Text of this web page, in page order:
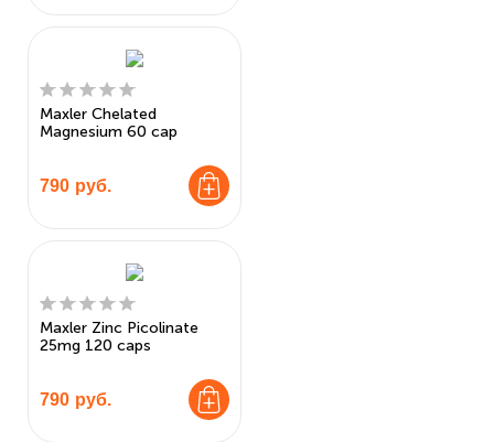
Maxler Chelated
Magnesium 60 cap
790 руб.
Maxler Zinc Picolinate
25mg 120 caps
790 руб.